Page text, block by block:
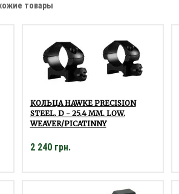
товары
КОЛЬЦА HAWKE PRECISION
STEEL. D - 25.4 ММ. LOW.
WEAVER/PICATINNY
2 240 грн.